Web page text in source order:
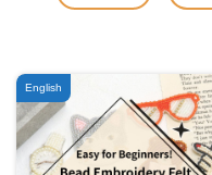
English